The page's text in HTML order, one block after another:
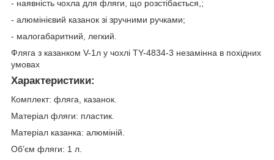
- наявність чохла для фляги, що розстібається,;
- алюмінієвий казанок зі зручними ручками;
- малогабаритний, легкий.
Фляга з казанком V-1л у чохлі TY-4834-3 незамінна в похідних
умовах
Характеристики:
Комплект: фляга, казанок.
Матеріал фляги: пластик.
Матеріал казанка: алюміній.
Об’єм фляги: 1 л.